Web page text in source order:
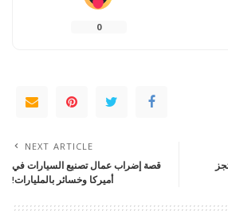
0
NEXT ARTICLE
قصة إضراب عمال تصنيع السيارات في
أميركا وخسائر بالمليارات!